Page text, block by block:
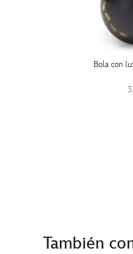
Bola con
También